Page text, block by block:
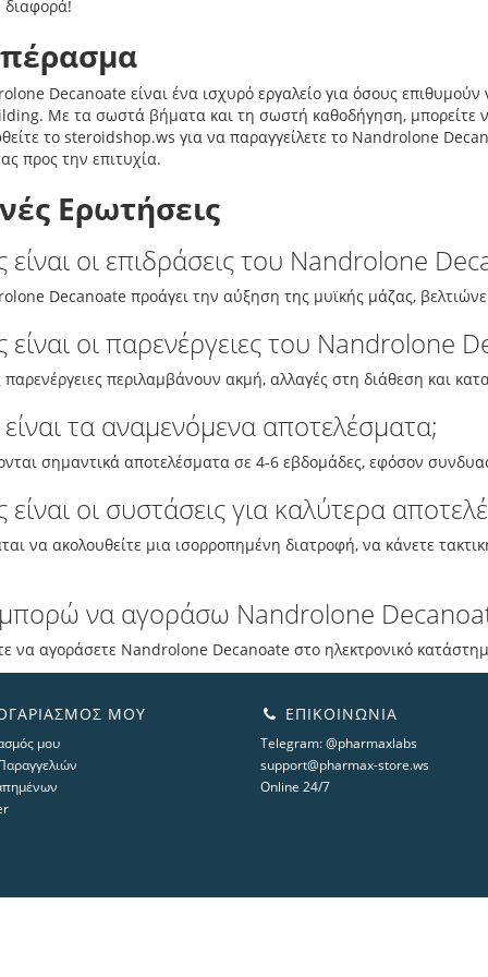
διαφορά!
Decanoate είναι ένα ισχυρό εργαλείο για όσους
Με τα σωστά βήματα και τη σωστή καθοδήγηση, μπορείτε
το steroidshop.ws για να παραγγείλετε το Nandrolone
προς την επιτυχία.
Ερωτήσεις
είναι οι επιδράσεις του Nandrolone
Decanoate προάγει την αύξηση της μυϊκής μάζας,
είναι οι παρενέργειες του Nandrolone
παρενέργειες περιλαμβάνουν ακμή, αλλαγές στη διάθεση και
τα αναμενόμενα αποτελέσματα;
σημαντικά αποτελέσματα σε 4-6 εβδομάδες, εφόσον
είναι οι συστάσεις για καλύτερα
να ακολουθείτε μια ισορροπημένη διατροφή, να κάνετε
να αγοράσω Nandrolone
να αγοράσετε Nandrolone Decanoate στο ηλεκτρονικό
ΜΟΥ
μου
ΕΠΙΚΟΙΝΩΝΊΑ
Telegram: @pharmaxlabs
support@pharmax-store.ws
Online 24/7